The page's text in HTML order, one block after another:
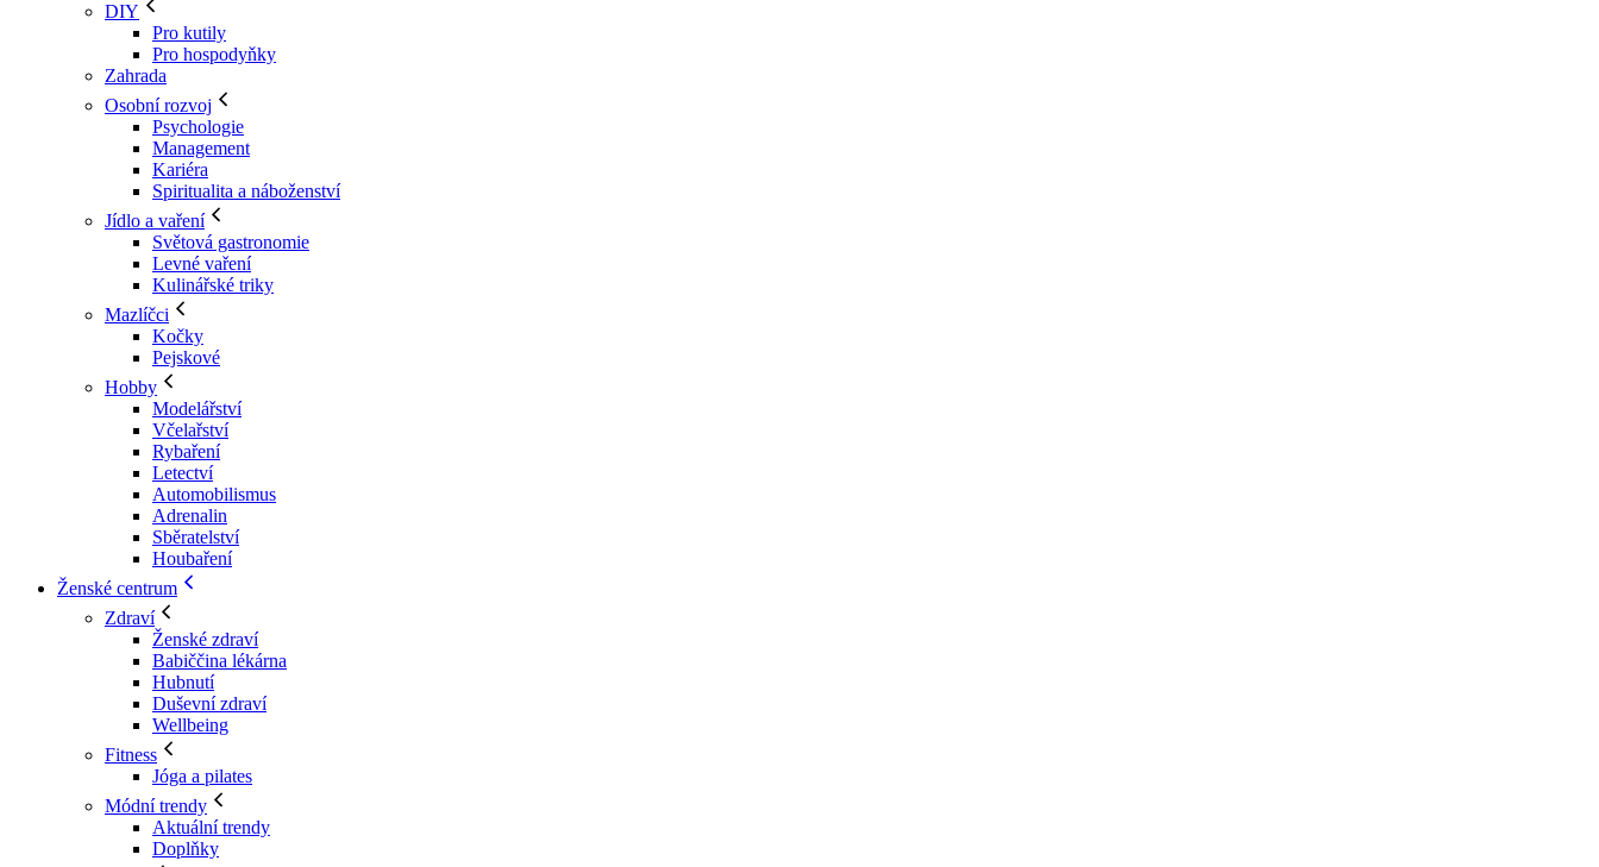
DIY
Pro kutily
Pro hospodyňky
Zahrada
Osobní rozvoj
Psychologie
Management
Kariéra
Spiritualita a náboženství
Jídlo a vaření
Světová gastronomie
Levné vaření
Kulinářské triky
Mazlíčci
Kočky
Pejskové
Hobby
Modelářství
Včelařství
Rybaření
Letectví
Automobilismus
Adrenalin
Sběratelství
Houbaření
Ženské centrum
Zdraví
Ženské zdraví
Babiččina lékárna
Hubnutí
Duševní zdraví
Wellbeing
Fitness
Jóga a pilates
Módní trendy
Aktuální trendy
Doplňky